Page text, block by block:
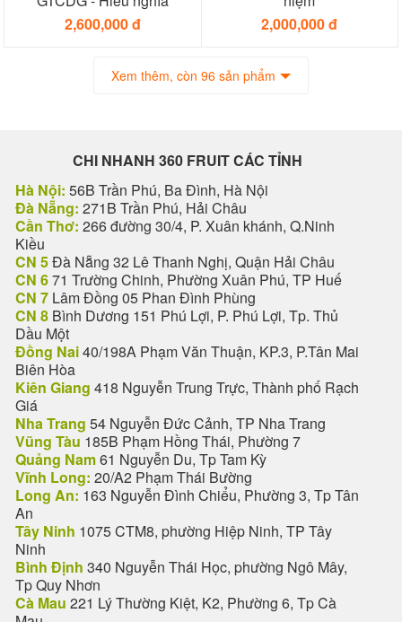
2,600,000 đ
2,000,000 đ
Xem thêm, còn 96 sản phẩm
CHI NHANH 360 FRUIT CÁC TỈNH
Hà Nội: 56B Trần Phú, Ba Đình, Hà Nội
Đà Nẵng: 271B Trần Phú, Hải Châu
Cần Thơ: 266 đường 30/4, P. Xuân khánh, Q.Ninh
Kiều
CN 5Đà Nẵng 32 Lê Thanh Nghị, Quận Hải Châu
CN 671 Trường Chinh, Phường Xuân Phú, TP Huế
CN 7 Lâm Đồng 05 Phan Đình Phùng
CN 8 Bình Dương 151 Phú Lợi, P. Phú Lợi, Tp. Thủ
Dầu Một
Đồng Nai40/198A Phạm Văn Thuận, KP.3, P.Tân Mai
Biên Hòa
Kiên Giang 418 Nguyễn Trung Trực, Thành phố Rạch
Giá
Nha Trang 54 Nguyễn Đức Cảnh, TP Nha Trang
Vũng Tàu 185B Phạm Hồng Thái, Phường 7
Quảng Nam61 Nguyễn Du, Tp Tam Kỳ
Vĩnh Long: 20/A2 Phạm Thái Bường
Long An: 163 Nguyễn Đình Chiểu, Phường 3, Tp Tân
An
Tây Ninh 1075 CTM8, phường Hiệp Ninh, TP Tây
Ninh
Bình Định 340 Nguyễn Thái Học, phường Ngô Mây,
Tp Quy Nhơn
Cà Mau 221 Lý Thường Kiệt, K2, Phường 6, Tp Cà